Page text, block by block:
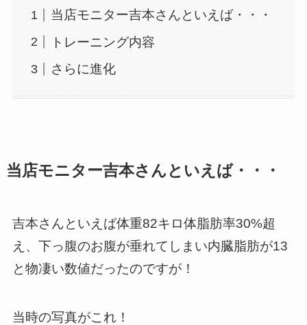
当店モニター吉本さんといえば・・・
トレーニング内容
さらに進化
当店モニター吉本さんといえば・・・
吉本さんといえば体重82キロ体脂肪率30%超
え、下っ腹のお腹が垂れてしまい内臓脂肪が13
と物凄い数値だったのですが！
当時の写真がこれ！